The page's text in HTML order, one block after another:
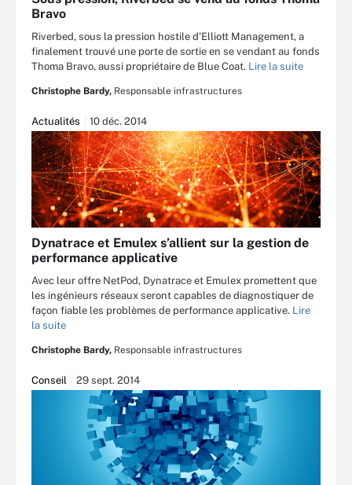
Bravo
Riverbed, sous la pression hostile d'Elliott Management, a
finalement trouvé une porte de sortie en se vendant au fonds
Thoma Bravo, aussi propriétaire de Blue Coat. Lire la suite
Christophe Bardy, Responsable infrastructures
Actualités 10 déc. 2014
Dynatrace et Emulex s’allient sur la gestion de
performance applicative
Avec leur offre NetPod, Dynatrace et Emulex promettent que
les ingénieurs réseaux seront capables de diagnostiquer de
façon fiable les problèmes de performance applicative. Lire
la suite
Christophe Bardy, Responsable infrastructures
Conseil 29 sept. 2014